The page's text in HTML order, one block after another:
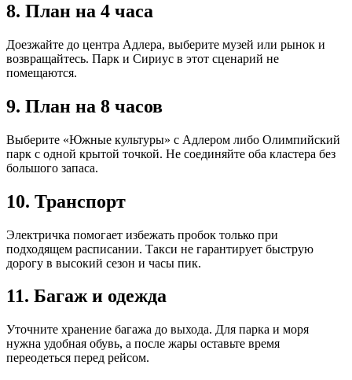
8. План на 4 часа
Доезжайте до центра Адлера, выберите музей или рынок и
возвращайтесь. Парк и Сириус в этот сценарий не
помещаются.
9. План на 8 часов
Выберите «Южные культуры» с Адлером либо Олимпийский
парк с одной крытой точкой. Не соединяйте оба кластера без
большого запаса.
10. Транспорт
Электричка помогает избежать пробок только при
подходящем расписании. Такси не гарантирует быструю
дорогу в высокий сезон и часы пик.
11. Багаж и одежда
Уточните хранение багажа до выхода. Для парка и моря
нужна удобная обувь, а после жары оставьте время
переодеться перед рейсом.